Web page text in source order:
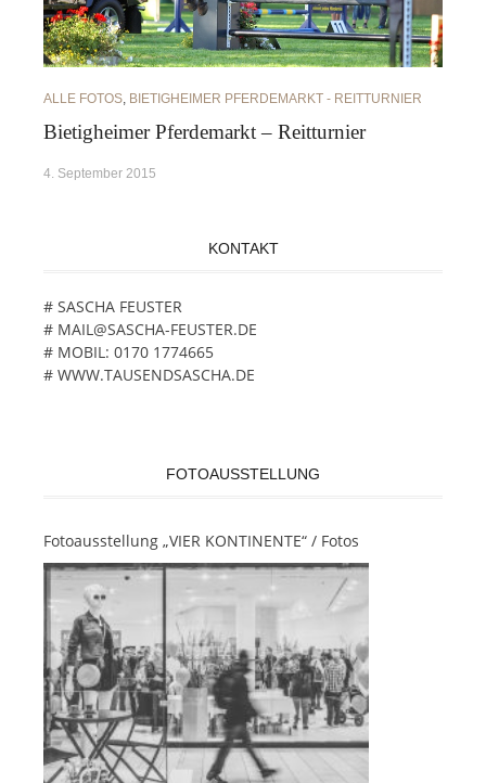
ALLE FOTOS, BIETIGHEIMER PFERDEMARKT - REITTURNIER
Bietigheimer Pferdemarkt – Reitturnier
4. September 2015
KONTAKT
# SASCHA FEUSTER
# MAIL@SASCHA-FEUSTER.DE
# MOBIL: 0170 1774665
# WWW.TAUSENDSASCHA.DE
FOTOAUSSTELLUNG
Fotoausstellung „VIER KONTINENTE“ / Fotos